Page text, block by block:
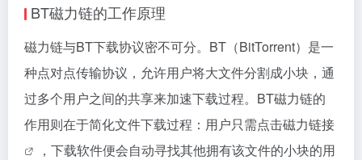
BT磁力链的工作原理
磁力链与BT下载协议密不可分。BT（BitTorrent）是一
种点对点传输协议，允许用户将大文件分割成小块，通
过多个用户之间的共享来加速下载过程。BT磁力链的
作用则在于简化文件下载过程：用户只需点击磁力链接
，下载软件便会自动寻找其他拥有该文件的小块的用